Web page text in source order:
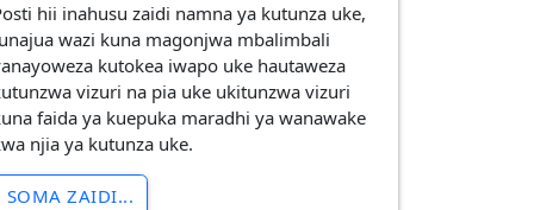
hii inahusu zaidi namna ya kutunza uke,
wazi kuna magonjwa mbalimbali
kutokea iwapo uke hautaweza
vizuri na pia uke ukitunzwa vizuri
faida ya kuepuka maradhi ya wanawake
njia ya kutunza uke.
SOMA ZAIDI...